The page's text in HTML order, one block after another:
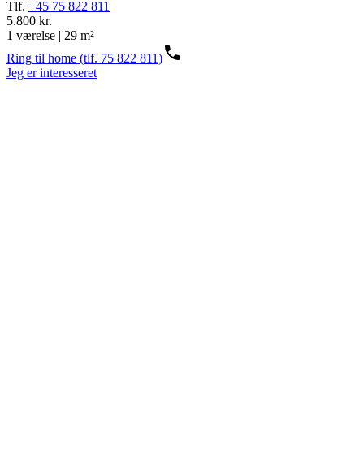
Tlf. +45 75 822 811
5.800 kr.
1 værelse | 29 m²
Ring til home (tlf. 75 822 811)
Jeg er interesseret